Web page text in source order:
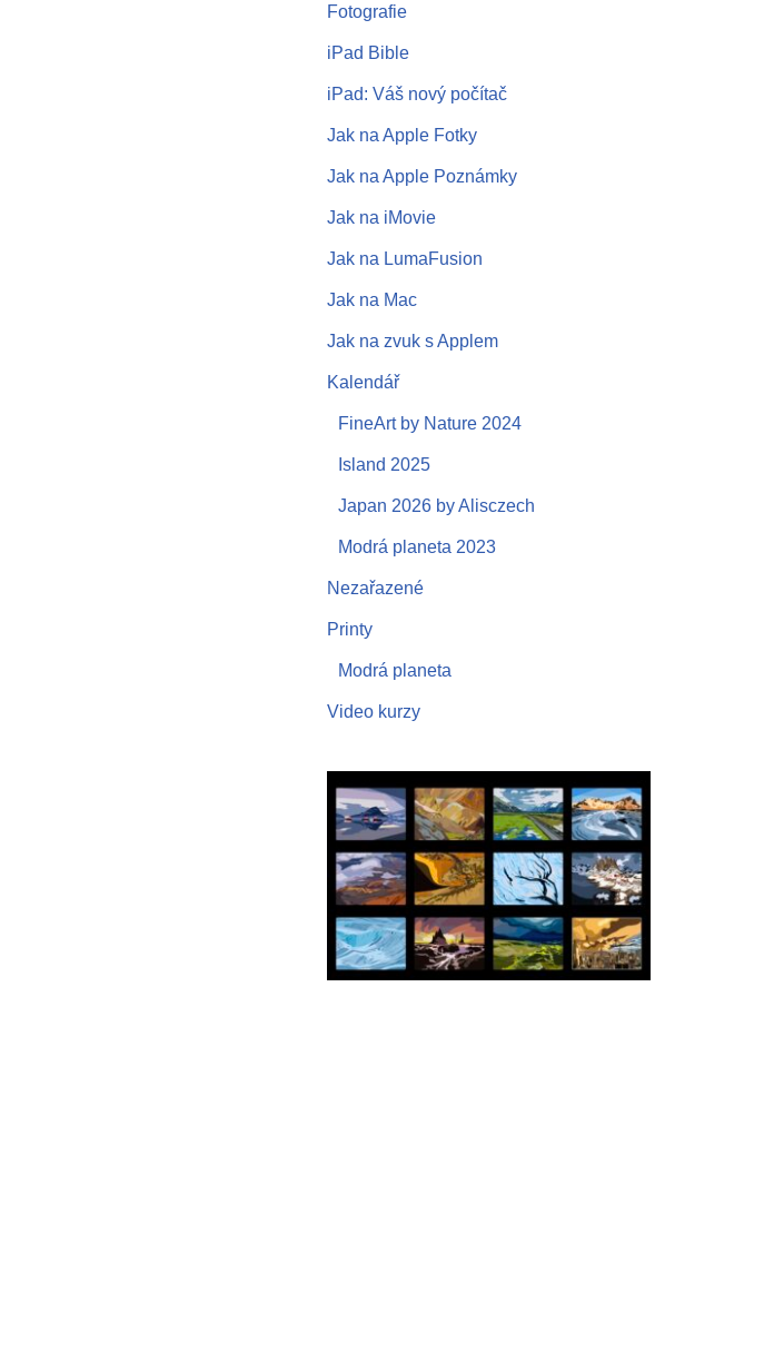
Fotografie
iPad Bible
iPad: Váš nový počítač
Jak na Apple Fotky
Jak na Apple Poznámky
Jak na iMovie
Jak na LumaFusion
Jak na Mac
Jak na zvuk s Applem
Kalendář
FineArt by Nature 2024
Island 2025
Japan 2026 by Alisczech
Modrá planeta 2023
Nezařazené
Printy
Modrá planeta
Video kurzy